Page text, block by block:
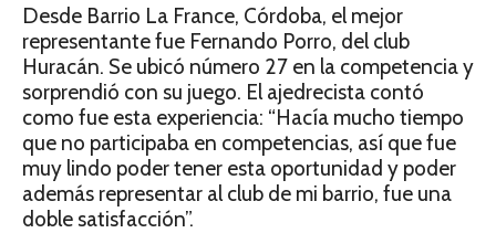
Desde Barrio La France, Córdoba, el mejor
representante fue Fernando Porro, del club
Huracán. Se ubicó número 27 en la competencia y
sorprendió con su juego. El ajedrecista contó
como fue esta experiencia: “Hacía mucho tiempo
que no participaba en competencias, así que fue
muy lindo poder tener esta oportunidad y poder
además representar al club de mi barrio, fue una
doble satisfacción”.